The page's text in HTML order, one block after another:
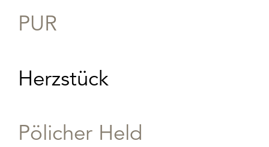
PUR
Herzstück
Pölicher Held